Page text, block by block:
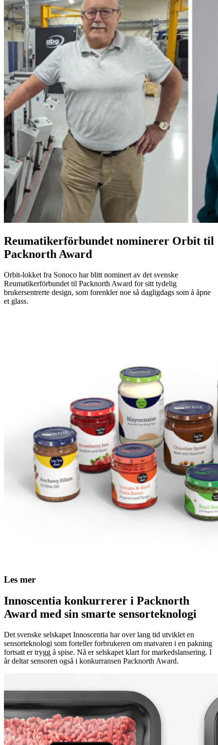
Reumatikerförbundet nominerer Orbit til
Packnorth Award
Orbit-lokket fra Sonoco har blitt nominert av det svenske
Reumatikerförbundet til Packnorth Award for sitt tydelig
brukersentrerte design, som forenkler noe så dagligdags som å åpne
et glass.
Les mer
Innoscentia konkurrerer i Packnorth
Award med sin smarte sensorteknologi
Det svenske selskapet Innoscentia har over lang tid utviklet en
sensorteknologi som forteller forbrukeren om matvaren i en pakning
fortsatt er trygg å spise. Nå er selskapet klart for markedslansering. I
år deltar sensoren også i konkurransen Packnorth Award.